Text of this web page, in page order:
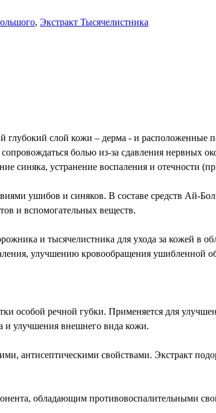
, Экстракт Тысячелистника
слой кожи – дерма - и расположенные
болью из-за сдавления нервных
синяка, устранение воспаления и отечности
ушибов и синяков. В составе средств Ай-
и вспомогательных веществ.
и тысячелистника для ухода за кожей в
улучшению кровообращения ушибленной
особой речной губки. Применяется для
и улучшения внешнего вида кожи.
антисептическими свойствами. Экстракт
обладающим противовоспалительными